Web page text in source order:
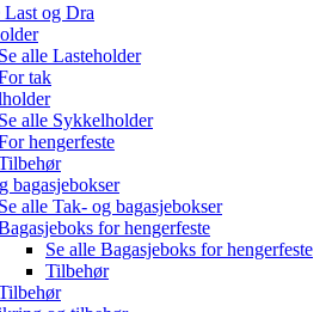
Last og Dra
Se alle Lasteholder
tak
Se alle Sykkelholder
hengerfeste
bagasjebokser
Se alle Tak- og bagasjebokser
for hengerfeste
Se alle Bagasjeboks for hengerfeste
Tilbehør